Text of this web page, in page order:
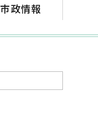
市政情報